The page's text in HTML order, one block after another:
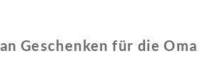
Geschenken für die Oma